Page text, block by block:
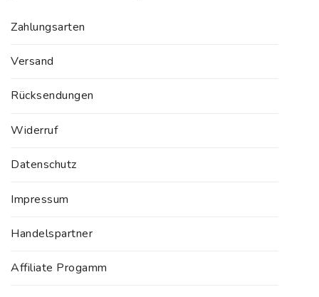
Zahlungsarten
Versand
Rücksendungen
Widerruf
Datenschutz
Impressum
Handelspartner
Affiliate Progamm